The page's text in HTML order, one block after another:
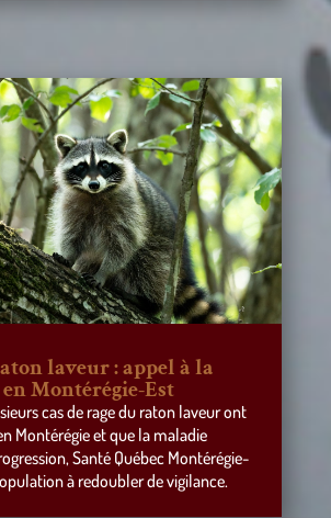
laveur : appel à la
Montérégie-Est
cas de rage du raton laveur ont
Montérégie et que la maladie
Santé Québec Montérégie-
à redoubler de vigilance.